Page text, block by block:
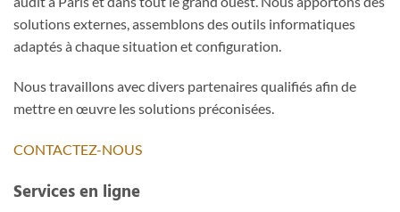
solutions externes, assemblons des outils informatiques
adaptés à chaque situation et configuration.
Nous travaillons avec divers partenaires qualifiés afin de
mettre en œuvre les solutions préconisées.
CONTACTEZ-NOUS
Services en ligne